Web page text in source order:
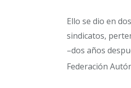
Ello se dio en
sindicatos,
–dos años
Federación